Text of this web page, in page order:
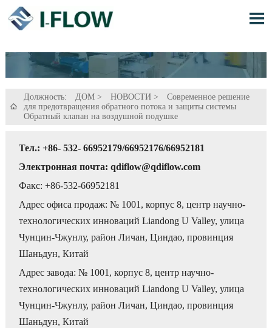


Должность: ДОМ> НОВОСТИ>
Современное решение
для предотвращения обратного потока и защиты системы
Обратный клапан на воздушной подушке
Тел.: +86- 532- 66952179/66952176/66952181
Электронная почта: qdiflow@qdiflow.com
Факс: +86-532-66952181
Адрес офиса продаж: № 1001, корпус 8, центр научно-
технологических инноваций Liandong U Valley, улица
Чунцин-Чжунлу, район Личан, Циндао, провинция
Шаньдун, Китай
Адрес завода: № 1001, корпус 8, центр научно-
технологических инноваций Liandong U Valley, улица
Чунцин-Чжунлу, район Личан, Циндао, провинция
Шаньдун, Китай